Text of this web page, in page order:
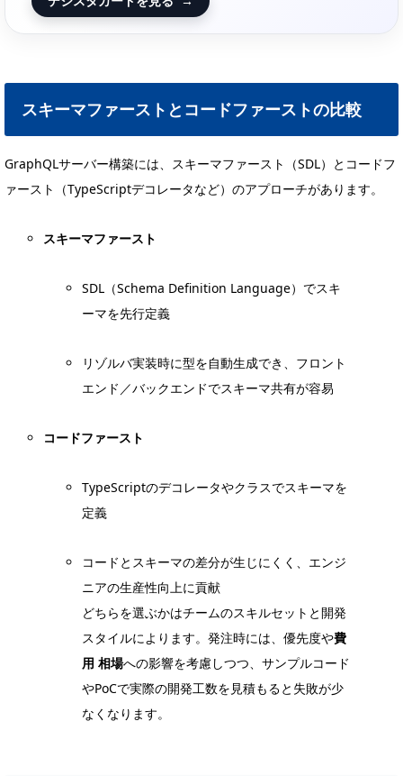
スキーマファーストとコードファーストの比較
GraphQLサーバー構築には、スキーマファースト（SDL）とコードフ
ァースト（TypeScriptデコレータなど）のアプローチがあります。
スキーマファースト
SDL（Schema Definition Language）でスキ
ーマを先行定義
リゾルバ実装時に型を自動生成でき、フロント
エンド／バックエンドでスキーマ共有が容易
コードファースト
TypeScriptのデコレータやクラスでスキーマを
定義
コードとスキーマの差分が生じにくく、エンジ
ニアの生産性向上に貢献
どちらを選ぶかはチームのスキルセットと開発
スタイルによります。発注時には、優先度や費
用 相場への影響を考慮しつつ、サンプルコード
やPoCで実際の開発工数を見積もると失敗が少
なくなります。